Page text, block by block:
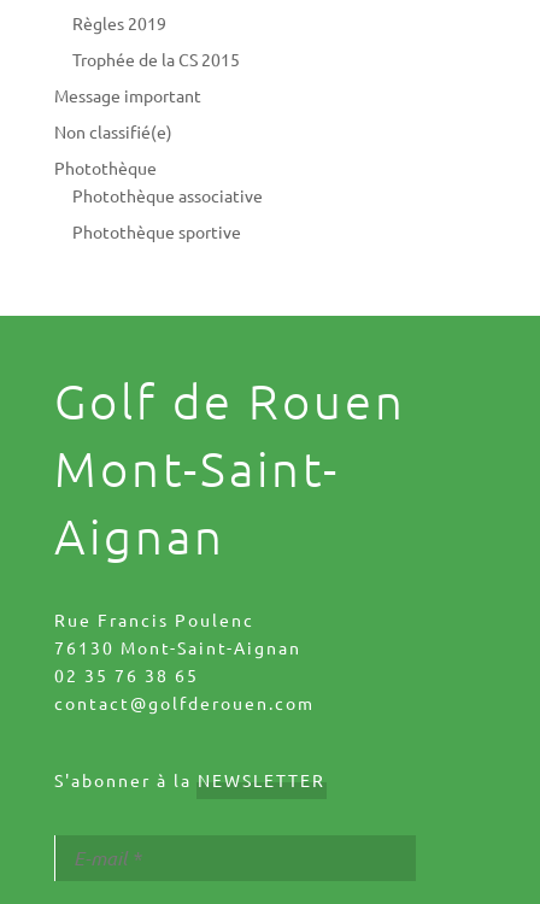
Règles 2019
Trophée de la CS 2015
Message important
Non classifié(e)
Photothèque
Photothèque associative
Photothèque sportive
Golf de Rouen
Mont-Saint-
Aignan
Rue Francis Poulenc
76130 Mont-Saint-Aignan
02 35 76 38 65
contact@golfderouen.com
S'abonner à la NEWSLETTER